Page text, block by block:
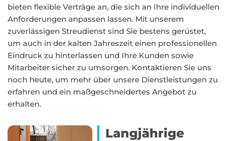
bieten flexible Verträge an, die sich an Ihre individuellen
Anforderungen anpassen lassen. Mit unserem
zuverlässigen Streudienst sind Sie bestens gerüstet,
um auch in der kalten Jahreszeit einen professionellen
Eindruck zu hinterlassen und Ihre Kunden sowie
Mitarbeiter sicher zu umsorgen. Kontaktieren Sie uns
noch heute, um mehr über unsere Dienstleistungen zu
erfahren und ein maßgeschneidertes Angebot zu
erhalten.
Langjährige